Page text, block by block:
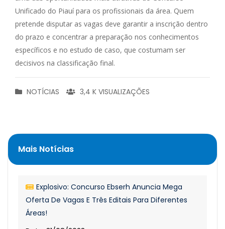
Unificado do Piauí para os profissionais da área. Quem
pretende disputar as vagas deve garantir a inscrição dentro
do prazo e concentrar a preparação nos conhecimentos
específicos e no estudo de caso, que costumam ser
decisivos na classificação final.
NOTÍCIAS 3,4 K VISUALIZAÇÕES
Mais Notícias
Explosivo: Concurso Ebserh Anuncia Mega
Oferta De Vagas E Três Editais Para Diferentes
Áreas!